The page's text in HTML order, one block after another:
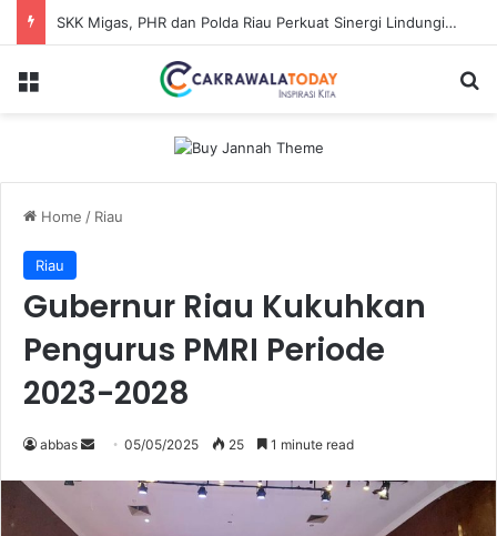
SKK Migas, PHR dan Polda Riau Perkuat Sinergi Lindungi Aset Negara demi Menjaga Ketahanan Energi Nasional
Home / Riau
Riau
Gubernur Riau Kukuhkan
Pengurus PMRI Periode
2023-2028
abbas 05/05/2025 25 1 minute read